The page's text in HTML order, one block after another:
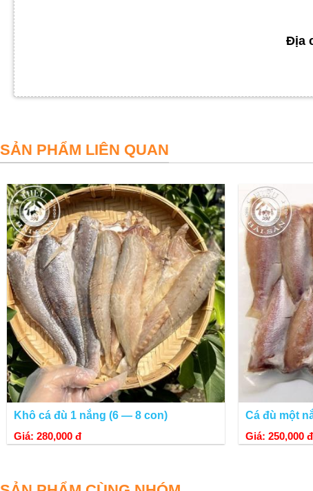
- Cá lưỡi trâu một nắng là món ăn dân dã của người nhà quê. Cá được
Địa
SẢN PHẨM LIÊN QUAN
Khô cá đù 1 nắng (6 — 8 con)
Giá: 280,000 đ
Cá đù một
Giá: 250,000 đ